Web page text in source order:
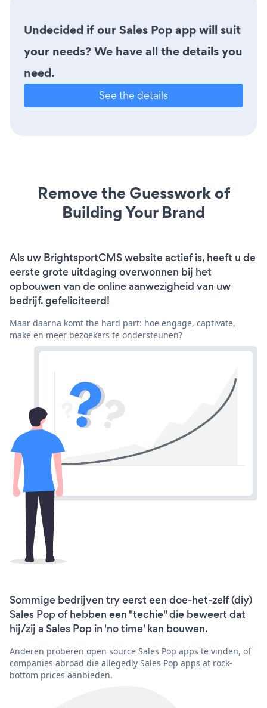
Undecided if our Sales Pop app will suit
your needs? We have all the details you
need.
See the details
Remove the Guesswork of
Building Your Brand
Als uw BrightsportCMS website actief is, heeft u de
eerste grote uitdaging overwonnen bij het
opbouwen van de online aanwezigheid van uw
bedrijf. gefeliciteerd!
Maar daarna komt the hard part: hoe engage, captivate,
make en meer bezoekers te ondersteunen?
Sommige bedrijven try eerst een doe-het-zelf (diy)
Sales Pop of hebben een "techie" die beweert dat
hij/zij a Sales Pop in 'no time' kan bouwen.
Anderen proberen open source Sales Pop apps te vinden, of
companies abroad die allegedly Sales Pop apps at rock-
bottom prices aanbieden.